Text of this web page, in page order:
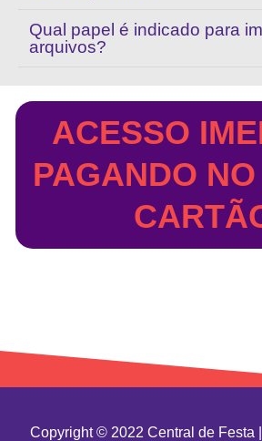
Qual papel é indicado para
arquivos?
ACESSO
PAGANDO
Copyright © 2022 Central de Festa |